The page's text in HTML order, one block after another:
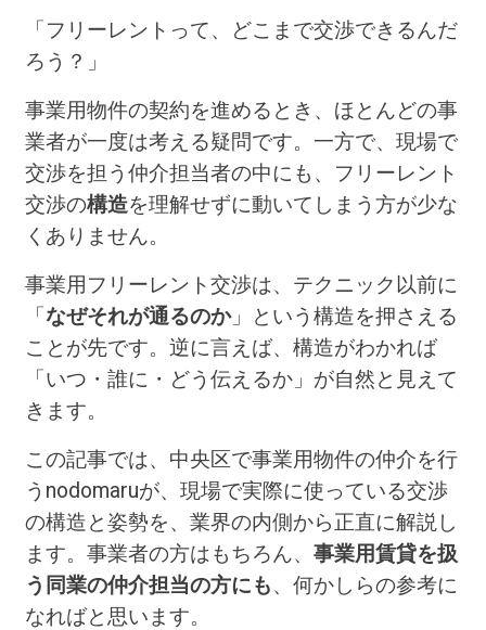
「フリーレントって、どこまで交渉できるんだ
ろう？」
事業用物件の契約を進めるとき、ほとんどの事
業者が一度は考える疑問です。一方で、現場で
交渉を担う仲介担当者の中にも、フリーレント
交渉の構造を理解せずに動いてしまう方が少な
くありません。
事業用フリーレント交渉は、テクニック以前に
「なぜそれが通るのか」という構造を押さえる
ことが先です。逆に言えば、構造がわかれば
「いつ・誰に・どう伝えるか」が自然と見えて
きます。
この記事では、中央区で事業用物件の仲介を行
うnodomaruが、現場で実際に使っている交渉
の構造と姿勢を、業界の内側から正直に解説し
ます。事業者の方はもちろん、 事業用賃貸を扱
う同業の仲介担当の方にも、何かしらの参考に
なればと思います。